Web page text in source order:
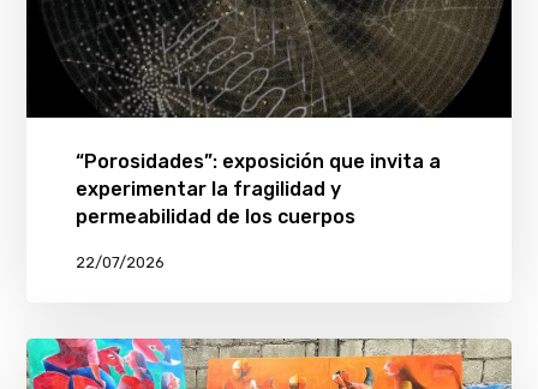
“Porosidades”: exposición que invita a
experimentar la fragilidad y
permeabilidad de los cuerpos
22/07/2026